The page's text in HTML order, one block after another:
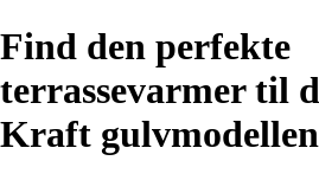
Find den perfekte
terrassevarmer til
Kraft gulvmodellen